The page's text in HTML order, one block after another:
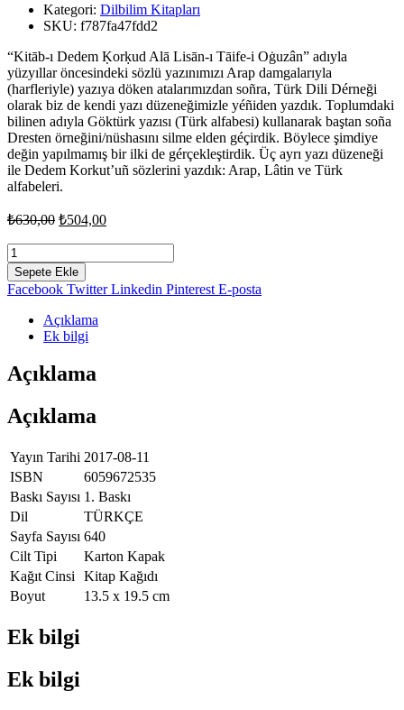
Kategori: Dilbilim Kitapları
SKU: f787fa47fdd2
“Kitāb-ı Dedem Ḳorḳud Alā Lisān-ı Tāife-i Oġuzân” adıyla
yüzyıllar öncesindeki sözlü yazınımızı Arap damgalarıyla
(harfleriyle) yazıya döken atalarımızdan soñra, Türk Dili Dérneği
olarak biz de kendi yazı düzeneğimizle yéñiden yazdık. Toplumdaki
bilinen adıyla Göktürk yazısı (Türk alfabesi) kullanarak baştan soña
Dresten örneğini/nüshasını silme elden géçirdik. Böylece şimdiye
değin yapılmamış bir ilki de gérçekleştirdik. Üç ayrı yazı düzeneği
ile Dedem Korkut’uñ sözlerini yazdık: Arap, Lâtin ve Türk
alfabeleri.
₺630,00 Orijinal
₺504,00Şu
fiyat:
₺504,00.
Dede
Korkut
Bétiği
-
Gökbey
Uluç,
Türkane
Hüseynova,
Aygün
Dilber
Mehdiyeva
Sepete Ekle
Facebook Twitter Linkedin Pinterest E-posta
Açıklama
Ek bilgi
Açıklama
Açıklama
Yayın Tarihi 2017-08-11
ISBN
6059672535
Baskı Sayısı 1. Baskı
Dil
TÜRKÇE
Sayfa Sayısı 640
Cilt Tipi
Karton Kapak
Kağıt Cinsi
Kitap Kağıdı
Boyut
13.5 x 19.5 cm
Ek bilgi
Ek bilgi